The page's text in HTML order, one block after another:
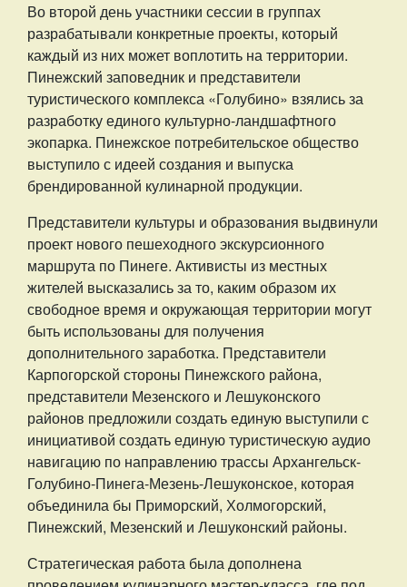
Во второй день участники сессии в группах
разрабатывали конкретные проекты, который
каждый из них может воплотить на территории.
Пинежский заповедник и представители
туристического комплекса «Голубино» взялись за
разработку единого культурно-ландшафтного
экопарка. Пинежское потребительское общество
выступило с идеей создания и выпуска
брендированной кулинарной продукции.
Представители культуры и образования выдвинули
проект нового пешеходного экскурсионного
маршрута по Пинеге. Активисты из местных
жителей высказались за то, каким образом их
свободное время и окружающая территории могут
быть использованы для получения
дополнительного заработка. Представители
Карпогорской стороны Пинежского района,
представители Мезенского и Лешуконского
районов предложили создать единую выступили с
инициативой создать единую туристическую аудио
навигацию по направлению трассы Архангельск-
Голубино-Пинега-Мезень-Лешуконское, которая
объединила бы Приморский, Холмогорский,
Пинежский, Мезенский и Лешуконский районы.
Стратегическая работа была дополнена